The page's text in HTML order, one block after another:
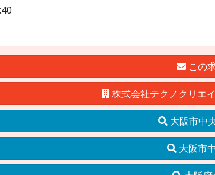
この
株式会社テクノクリエ
大阪市中
大阪市